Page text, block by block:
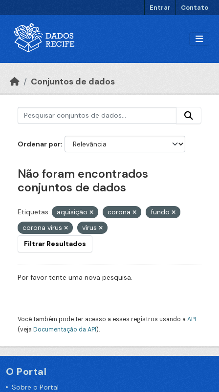
Entrar Contato
Conjuntos de dados
Ordenar por
Não foram encontrados
conjuntos de dados
Etiquetas: aquisição corona
fundo
corona vírus
vírus
Filtrar Resultados
Por favor tente uma nova pesquisa.
Você também pode ter acesso a esses registros usando a API
(veja Documentação da API).
O Portal
Sobre o Portal